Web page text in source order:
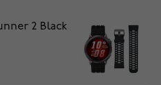
2 Black